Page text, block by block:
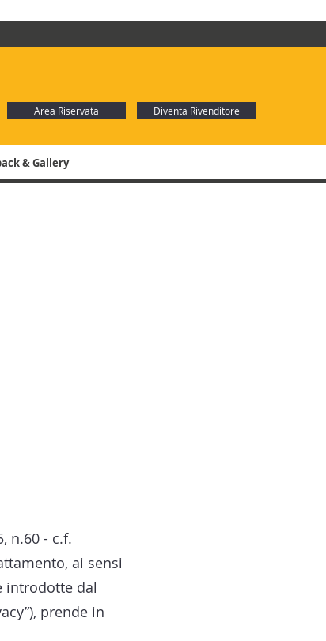
Area Riservata Diventa Rivenditore
& Gallery
n.60 - c.f.
ai sensi
introdotte dal
prende in